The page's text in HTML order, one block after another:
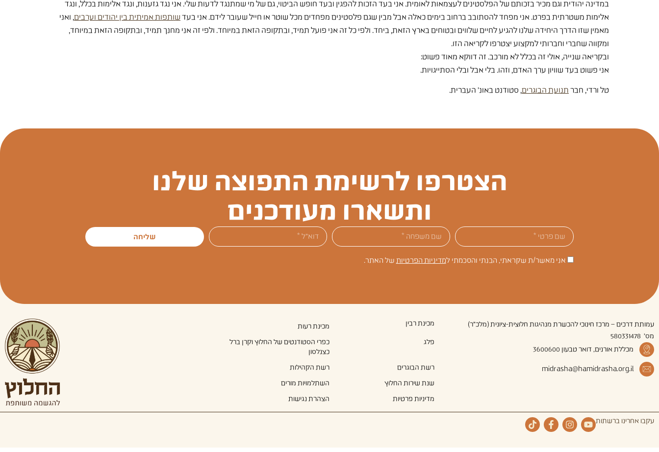
במדינה יהודית וגם מכיר בזכותם של הפלסטינים לעצמאות לאומית. אני בעד הזכות להפגין ובעד חופש הביטוי, גם של מי שמתנגד לדעות שלי. אני נגד גזענות, ונגד אלימות בכלל, ונגד
אלימות משטרתית בפרט. אני מפחד להסתובב ברחוב בימים כאלה אבל מבין שגם פלסטינים מפחדים מכל שוטר או חייל שעובר לידם. אני בעד שותפות אמיתית בין יהודים וערבים, ואני
מאמין שזו הדרך היחידה שלנו להגיע לחיים שלווים ובטוחים בארץ הזאת, ביחד. ולפי כל זה אני פועל תמיד, ובתקופה הזאת במיוחד. ולפי זה אני מחנך תמיד, ובתקופה הזאת במיוחד,
ומקווה שחברי וחברותי למקצוע יצטרפו לקריאה הזו.
ובקריאה שנייה, אולי זה בכלל לא מורכב. זה דווקא מאוד פשוט:
אני פשוט בעד שוויון ערך האדם, וזהו. בלי אבל ובלי הסתייגויות.
טל ורדי, חבר תנועת הבוגרים, סטודנט באונ' העברית.
הצטרפו לרשימת התפוצה שלנו
ותשארו מעודכנים
אני מאשר/ת שקראתי, הבנתי והסכמתי למדיניות הפרטיות של האתר.
שליחה
עמותת דרכים – מרכז חינוכי להכשרת מנהיגות חלוצית-ציונית (מלכ"ר)
מס' 580331478
מכללת אורנים, דואר טבעון 3600600
midrasha@hamidrasha.org.il
מכינת רבין
מכינת רעות
פלג
כפרי הסטודנטים של החלוץ וקרן ברל
כצנלסון
רשת הבוגרים
רשת הקהילות
שנת שירות החלוץ
השתלמויות מורים
מדיניות פרטיות
הצהרת נגישות
עקבו אחרינו ברשתות